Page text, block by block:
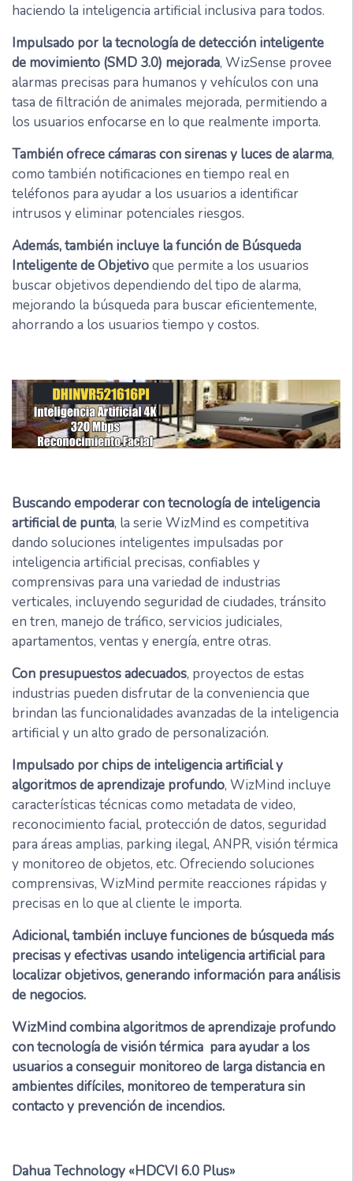
haciendo la inteligencia artificial inclusiva para todos.
Impulsado por la tecnología de detección inteligente
de movimiento (SMD 3.0) mejorada, WizSense provee
alarmas precisas para humanos y vehículos con una
tasa de filtración de animales mejorada, permitiendo a
los usuarios enfocarse en lo que realmente importa.
También ofrece cámaras con sirenas y luces de alarma,
como también notificaciones en tiempo real en
teléfonos para ayudar a los usuarios a identificar
intrusos y eliminar potenciales riesgos.
Además, también incluye la función de Búsqueda
Inteligente de Objetivoque permite a los usuarios
buscar objetivos dependiendo del tipo de alarma,
mejorando la búsqueda para buscar eficientemente,
ahorrando a los usuarios tiempo y costos.
Buscando empoderar con tecnología de inteligencia
artificial de punta, la serie WizMind es competitiva
dando soluciones inteligentes impulsadas por
inteligencia artificial precisas, confiables y
comprensivas para una variedad de industrias
verticales, incluyendo seguridad de ciudades, tránsito
en tren, manejo de tráfico, servicios judiciales,
apartamentos, ventas y energía, entre otras.
Con presupuestos adecuados, proyectos de estas
industrias pueden disfrutar de la conveniencia que
brindan las funcionalidades avanzadas de la inteligencia
artificial y un alto grado de personalización.
Impulsado por chips de inteligencia artificial y
algoritmos de aprendizaje profundo, WizMind incluye
características técnicas como metadata de video,
reconocimiento facial, protección de datos, seguridad
para áreas amplias, parking ilegal, ANPR, visión térmica
y monitoreo de objetos, etc. Ofreciendo soluciones
comprensivas, WizMind permite reacciones rápidas y
precisas en lo que al cliente le importa.
Adicional, también incluye funciones de búsqueda más
precisas y efectivas usando inteligencia artificial para
localizar objetivos, generando información para análisis
de negocios.
WizMind combina algoritmos de aprendizaje profundo
con tecnología de visión térmica para ayudar a los
usuarios a conseguir monitoreo de larga distancia en
ambientes difíciles, monitoreo de temperatura sin
contacto y prevención de incendios.
Dahua Technology «HDCVI 6.0 Plus»